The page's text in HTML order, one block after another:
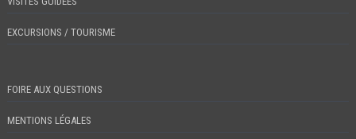
EXCURSIONS / TOURISME
FOIRE AUX QUESTIONS
MENTIONS LÉGALES